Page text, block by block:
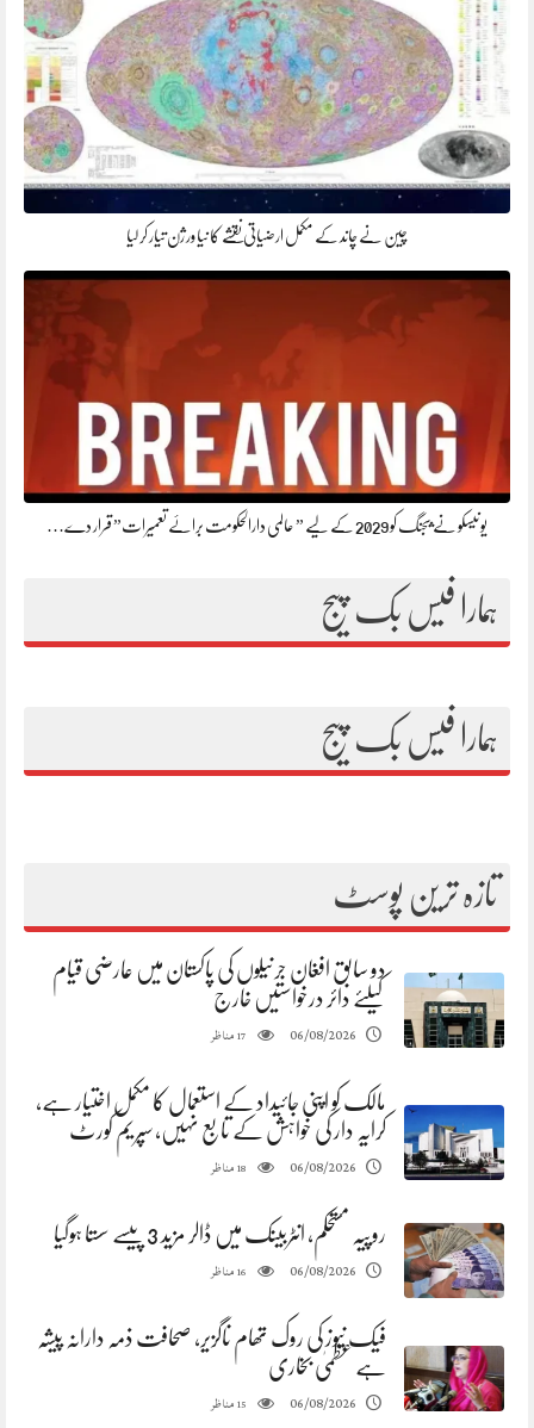
چین نے چاند کے مکمل ارضیاتی نقشے کا نیا ورژن تیار کر لیا
یونیسکو نے بیجنگ کو 2029 کے لیے ” عالمی دارالحکومت برائے تعمیرات” قرار دے…
ہمارا فیس بک پیج
ہمارا فیس بک پیج
تازہ ترین پوسٹ
دو سابق افغان جرنیلوں کی پاکستان میں عارضی قیام
کیلئے دائر درخواستیں خارج
06/08/2026
17مناظر
مالک کو اپنی جائیداد کے استعمال کا مکمل اختیار ہے،
کرایہ دار کی خواہش کے تابع نہیں، سپریم کورٹ
06/08/2026
18مناظر
روپیہ مستحکم، انٹربینک میں ڈالر مزید 3 پیسے سستا ہوگیا
06/08/2026
16مناظر
فیک نیوز کی روک تھام ناگزیر، صحافت ذمہ دارانہ پیشہ
ہے عظمیٰ بخاری
06/08/2026
15مناظر